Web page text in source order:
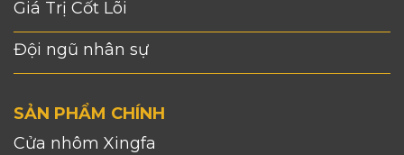
Giá Trị Cốt Lõi
Đội ngũ nhân sự
SẢN PHẨM CHÍNH
Cửa nhôm Xingfa